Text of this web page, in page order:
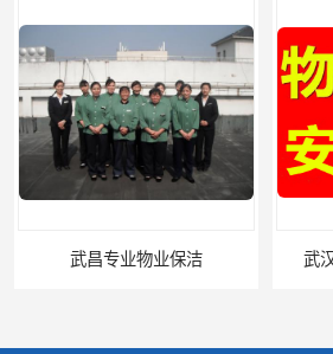
武汉办公写字楼保洁外包